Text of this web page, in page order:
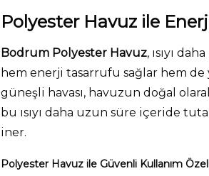
Polyester Havuz ile
Bodrum Polyester Havuz, ısıyı
hem enerji tasarrufu sağlar hem
güneşli havası, havuzun doğal
bu ısıyı daha uzun süre içeride
iner.
Polyester Havuz ile Güvenli Kullanım